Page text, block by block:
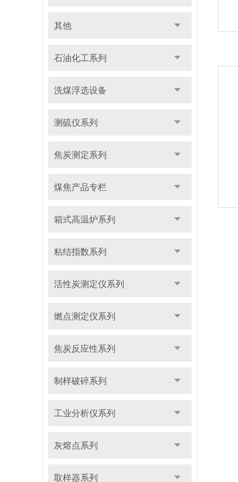
其他
石油化工系列
洗煤浮选设备
测硫仪系列
焦炭测定系列
煤焦产品专栏
箱式高温炉系列
粘结指数系列
活性炭测定仪系列
燃点测定仪系列
焦炭反应性系列
制样破碎系列
工业分析仪系列
灰熔点系列
取样器系列